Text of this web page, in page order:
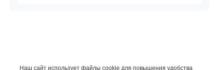
Наш сайт использует файлы cookie для повышения удобства